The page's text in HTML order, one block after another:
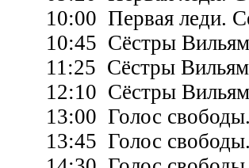
10:00 Первая леди.
10:45 Сёстры
11:25 Сёстры
12:10 Сёстры
13:00 Голос
13:45 Голос